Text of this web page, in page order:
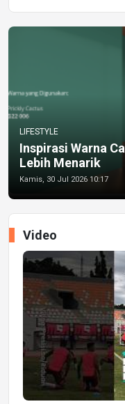
LIFESTYLE
Inspirasi Warna
Lebih Menarik
Kamis, 30 Jul 2026 10:17
Video